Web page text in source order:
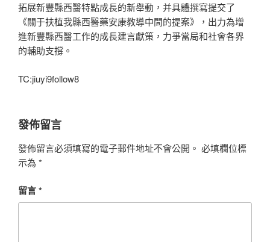
拓展新豐縣西醫特點成長的新舉動，并具體撰寫提交了
《關于扶植我縣西醫藥安康教導中間的提案》，出力為增
進新豐縣西醫工作的成長建言獻策，力爭當局和社會各界
的輔助支撐。
TC:jiuyi9follow8
發佈留言
發佈留言必須填寫的電子郵件地址不會公開。 必填欄位標
示為 *
留言*